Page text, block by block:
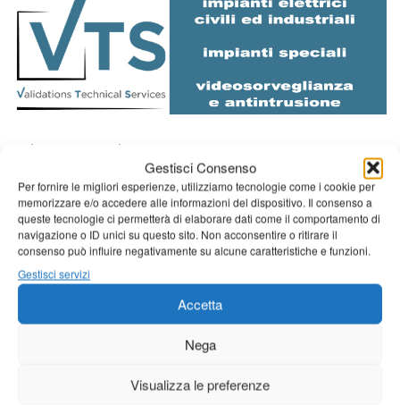
Gestisci Consenso
Per fornire le migliori esperienze, utilizziamo tecnologie come i cookie per
memorizzare e/o accedere alle informazioni del dispositivo. Il consenso a
queste tecnologie ci permetterà di elaborare dati come il comportamento di
navigazione o ID unici su questo sito. Non acconsentire o ritirare il
consenso può influire negativamente su alcune caratteristiche e funzioni.
Gestisci servizi
Accetta
Nega
Visualizza le preferenze
Diretta NoiTv LIVE